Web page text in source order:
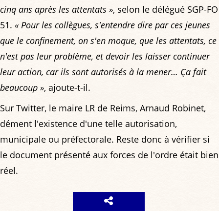
cinq ans après les attentats », selon le délégué SGP-FO
51. « Pour les collègues, s'entendre dire par ces jeunes
que le confinement, on s'en moque, que les attentats, ce
n'est pas leur problème, et devoir les laisser continuer
leur action, car ils sont autorisés à la mener… Ça fait
beaucoup », ajoute-t-il.
Sur Twitter, le maire LR de Reims, Arnaud Robinet,
dément l'existence d'une telle autorisation,
municipale ou préfectorale. Reste donc à vérifier si
le document présenté aux forces de l'ordre était bien
réel.